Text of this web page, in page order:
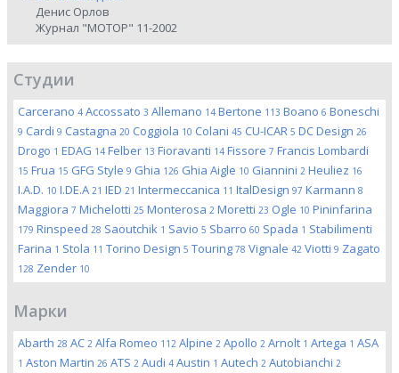
Денис Орлов
Журнал "МОТОР" 11-2002
Студии
Carcerano 4 Accossato 3 Allemano 14 Bertone 113 Boano 6 Boneschi
9 Cardi 9 Castagna 20 Coggiola 10 Colani 45 CU-ICAR 5 DC Design 26
Drogo 1 EDAG 14 Felber 13 Fioravanti 14 Fissore 7 Francis Lombardi
15 Frua 15 GFG Style 9 Ghia 126 Ghia Aigle 10 Giannini 2 Heuliez 16
I.A.D. 10 I.DE.A 21 IED 21 Intermeccanica 11 ItalDesign 97 Karmann 8
Maggiora 7 Michelotti 25 Monterosa 2 Moretti 23 Ogle 10 Pininfarina
179 Rinspeed 28 Saoutchik 1 Savio 5 Sbarro 60 Spada 1 Stabilimenti
Farina 1 Stola 11 Torino Design 5 Touring 78 Vignale 42 Viotti 9 Zagato
128 Zender 10
Марки
Abarth 28 AC 2 Alfa Romeo 112 Alpine 2 Apollo 2 Arnolt 1 Artega 1 ASA
1 Aston Martin 26 ATS 2 Audi 4 Austin 1 Autech 2 Autobianchi 2